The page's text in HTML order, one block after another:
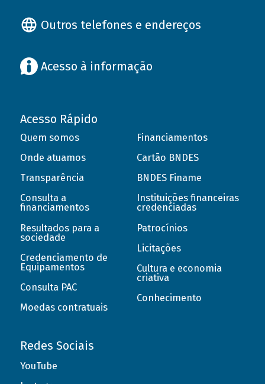
Outros telefones e endereços
Acesso à informação
Acesso Rápido
Quem somos
Onde atuamos
Transparência
Consulta a
financiamentos
Resultados para a
sociedade
Credenciamento de
Equipamentos
Consulta PAC
Moedas contratuais
Financiamentos
Cartão BNDES
BNDES Finame
Instituições financeiras
credenciadas
Patrocínios
Licitações
Cultura e economia
criativa
Conhecimento
Redes Sociais
YouTube